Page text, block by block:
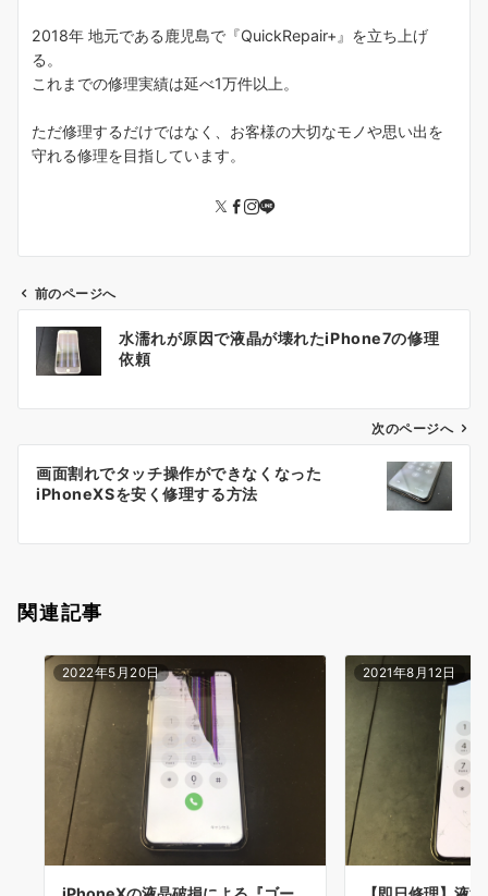
2018年 地元である鹿児島で『QuickRepair+』を立ち上げ
る。
これまでの修理実績は延べ1万件以上。
ただ修理するだけではなく、お客様の大切なモノや思い出を
守れる修理を目指しています。
ン
前のページへ
水濡れが原因で液晶が壊れたiPhone7の修理
依頼
次のページへ
画面割れでタッチ操作ができなくなった
iPhoneXSを安く修理する方法
関連記事
2022年5月20日 2021年8月12日